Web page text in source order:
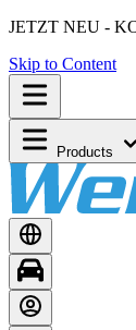
JETZT NEU -
Skip to Content
Products